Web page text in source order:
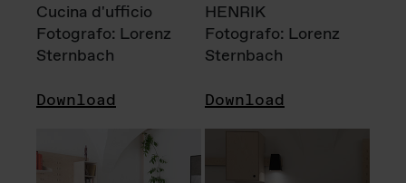
Cucina d'ufficio
Fotografo: Lorenz
Sternbach
Download
HENRIK
Fotografo: Lorenz
Sternbach
Download